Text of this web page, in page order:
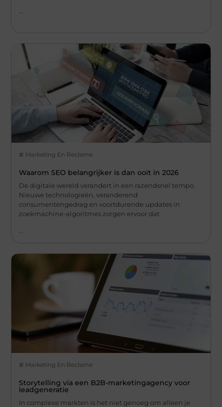
...
Marketing En Reclame
Waarom SEO belangrijker is dan ooit in 2026
De digitale wereld verandert in een razendsnel tempo.
Nieuwe technologieën, veranderend
consumentengedrag en voortdurende updates in
zoekmachine-algoritmes zorgen ervoor dat
Marketing En Reclame
Storytelling via een B2B-marketingagency voor
leadgeneratie
In complexe markten is het niet genoeg om alleen je